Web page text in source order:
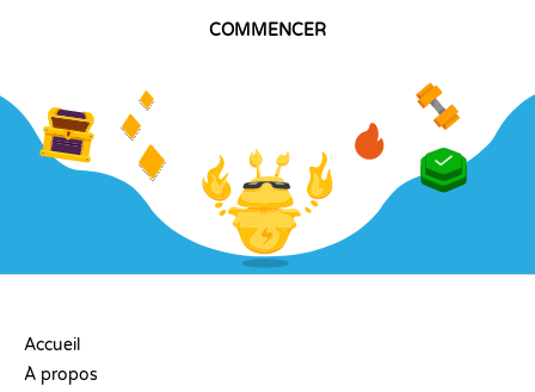
COMMENCER
Accueil
À propos